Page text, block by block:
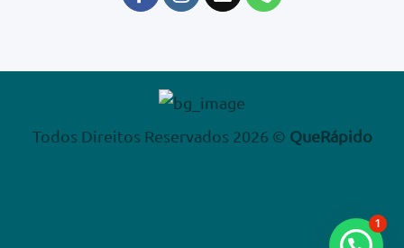
Todos Direitos Reservados 2026 © QueRápido
1